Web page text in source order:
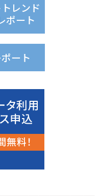
レンド
ポート
ート